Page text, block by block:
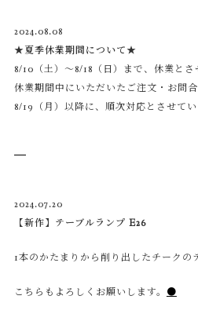
2024.08.08
★夏季休業期間について★
8/10（土）～8/18（日）まで、休業とさ
休業期間中にいただいたご注文・お問
8/19（月）以降に、順次対応とさせてい
2024.07.20
【新作】テーブルランプ E26
1本のかたまりから削り出したチークの
こちらもよろしくお願いします。 ●